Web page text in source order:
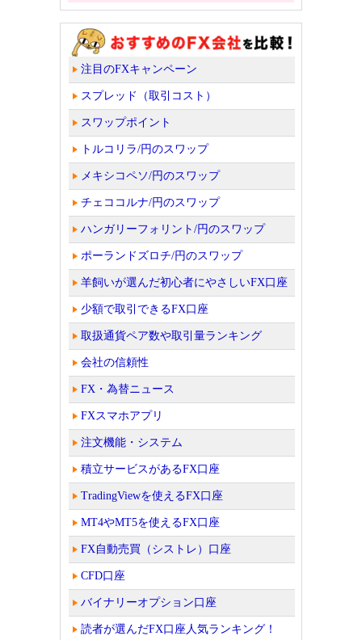
注目のFXキャンペーン
スプレッド（取引コスト）
スワップポイント
トルコリラ/円のスワップ
メキシコペソ/円のスワップ
チェココルナ/円のスワップ
ハンガリーフォリント/円のスワップ
ポーランドズロチ/円のスワップ
羊飼いが選んだ初心者にやさしいFX口座
少額で取引できるFX口座
取扱通貨ペア数や取引量ランキング
会社の信頼性
FX・為替ニュース
FXスマホアプリ
注文機能・システム
積立サービスがあるFX口座
TradingViewを使えるFX口座
MT4やMT5を使えるFX口座
FX自動売買（シストレ）口座
CFD口座
バイナリーオプション口座
読者が選んだFX口座人気ランキング！